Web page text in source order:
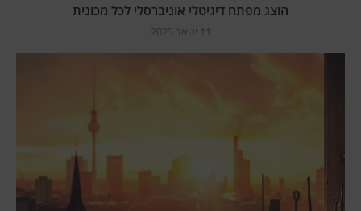
הוצג מפתח דיגיטלי אוניברסלי לכל מכונית
11 ינואר 2025